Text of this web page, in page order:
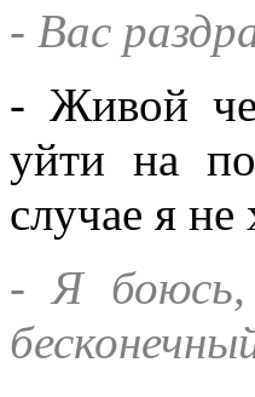
- Вас
- Живой
уйти на
случае я
- Я